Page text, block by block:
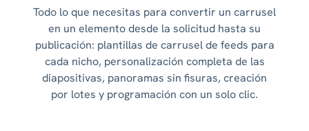
Todo lo que necesitas para convertir un carrusel
en un elemento desde la solicitud hasta su
publicación: plantillas de carrusel de feeds para
cada nicho, personalización completa de las
diapositivas, panoramas sin fisuras, creación
por lotes y programación con un solo clic.